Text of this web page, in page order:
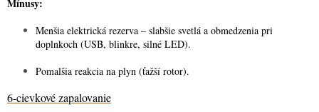
Mínusy:
Menšia elektrická rezerva – slabšie svetlá a obmedzenia pri
doplnkoch (USB, blinkre, silné LED).
Pomalšia reakcia na plyn (ťažší rotor).
6-cievkové zapalovanie